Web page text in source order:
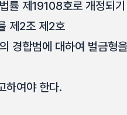
률 제19108호로 개정되
제2조 제2호
경합범에 대하여 벌금형
하여야 한다.